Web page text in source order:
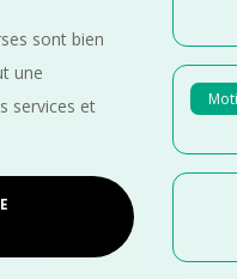
sont bien
une
services et